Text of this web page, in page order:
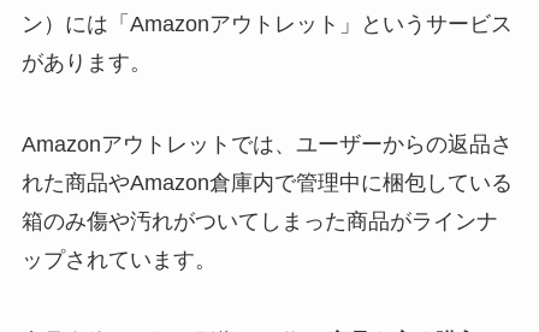
ン）には「 Amazonアウトレット 」というサービス
があります。
Amazonアウトレットでは、ユーザーからの返品さ
れた商品やAmazon倉庫内で管理中に梱包している
箱のみ傷や汚れがついてしまった商品がラインナ
ップされています。